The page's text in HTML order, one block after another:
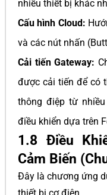
nhiều thiết bị khác
Cấu hình Cloud:
và các nút nhấn
Cải tiến Gateway:
được cải tiến để có
thông điệp từ
điều khiển dựa trên
1.8 Điều
Cảm Biến
Đây là chương ứng